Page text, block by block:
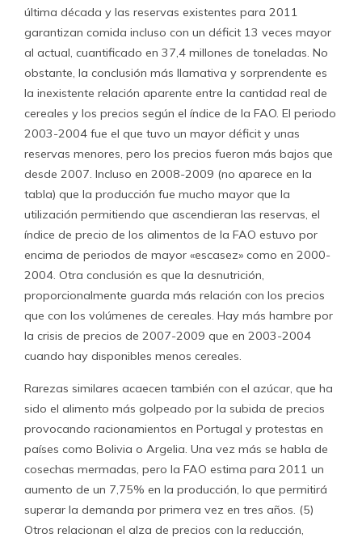
última década y las reservas existentes para 2011
garantizan comida incluso con un déficit 13 veces mayor
al actual, cuantificado en 37,4 millones de toneladas. No
obstante, la conclusión más llamativa y sorprendente es
la inexistente relación aparente entre la cantidad real de
cereales y los precios según el índice de la FAO. El periodo
2003-2004 fue el que tuvo un mayor déficit y unas
reservas menores, pero los precios fueron más bajos que
desde 2007. Incluso en 2008-2009 (no aparece en la
tabla) que la producción fue mucho mayor que la
utilización permitiendo que ascendieran las reservas, el
índice de precio de los alimentos de la FAO estuvo por
encima de periodos de mayor «escasez» como en 2000-
2004. Otra conclusión es que la desnutrición,
proporcionalmente guarda más relación con los precios
que con los volúmenes de cereales. Hay más hambre por
la crisis de precios de 2007-2009 que en 2003-2004
cuando hay disponibles menos cereales.
Rarezas similares acaecen también con el azúcar, que ha
sido el alimento más golpeado por la subida de precios
provocando racionamientos en Portugal y protestas en
países como Bolivia o Argelia. Una vez más se habla de
cosechas mermadas, pero la FAO estima para 2011 un
aumento de un 7,75% en la producción, lo que permitirá
superar la demanda por primera vez en tres años. (5)
Otros relacionan el alza de precios con la reducción,